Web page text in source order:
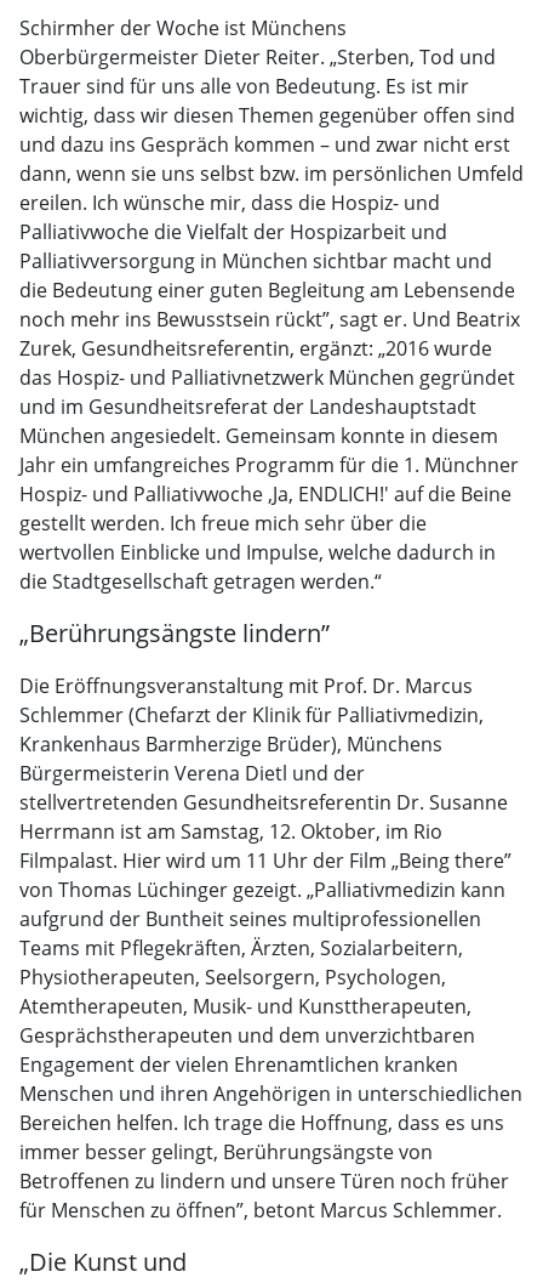
Schirmher der Woche ist Münchens
Oberbürgermeister Dieter Reiter. „Sterben, Tod und
Trauer sind für uns alle von Bedeutung. Es ist mir
wichtig, dass wir diesen Themen gegenüber offen sind
und dazu ins Gespräch kommen – und zwar nicht erst
dann, wenn sie uns selbst bzw. im persönlichen Umfeld
ereilen. Ich wünsche mir, dass die Hospiz- und
Palliativwoche die Vielfalt der Hospizarbeit und
Palliativversorgung in München sichtbar macht und
die Bedeutung einer guten Begleitung am Lebensende
noch mehr ins Bewusstsein rückt”, sagt er. Und Beatrix
Zurek, Gesundheitsreferentin, ergänzt: „2016 wurde
das Hospiz- und Palliativnetzwerk München gegründet
und im Gesundheitsreferat der Landeshauptstadt
München angesiedelt. Gemeinsam konnte in diesem
Jahr ein umfangreiches Programm für die 1. Münchner
Hospiz- und Palliativwoche ,Ja, ENDLICH!' auf die Beine
gestellt werden. Ich freue mich sehr über die
wertvollen Einblicke und Impulse, welche dadurch in
die Stadtgesellschaft getragen werden.“
„Berührungsängste lindern”
Die Eröffnungsveranstaltung mit Prof. Dr. Marcus
Schlemmer (Chefarzt der Klinik für Palliativmedizin,
Krankenhaus Barmherzige Brüder), Münchens
Bürgermeisterin Verena Dietl und der
stellvertretenden Gesundheitsreferentin Dr. Susanne
Herrmann ist am Samstag, 12. Oktober, im Rio
Filmpalast. Hier wird um 11 Uhr der Film „Being there”
von Thomas Lüchinger gezeigt. „Palliativmedizin kann
aufgrund der Buntheit seines multiprofessionellen
Teams mit Pflegekräften, Ärzten, Sozialarbeitern,
Physiotherapeuten, Seelsorgern, Psychologen,
Atemtherapeuten, Musik- und Kunsttherapeuten,
Gesprächstherapeuten und dem unverzichtbaren
Engagement der vielen Ehrenamtlichen kranken
Menschen und ihren Angehörigen in unterschiedlichen
Bereichen helfen. Ich trage die Hoffnung, dass es uns
immer besser gelingt, Berührungsängste von
Betroffenen zu lindern und unsere Türen noch früher
für Menschen zu öffnen”, betont Marcus Schlemmer.
„Die Kunst und